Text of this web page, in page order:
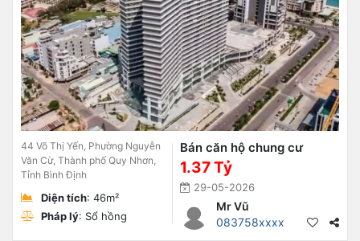
44 Võ Thị Yến, Phường Nguyễn
Văn Cừ, Thành phố Quy Nhơn,
Tỉnh Bình Định
Diện tích: 46m²
Pháp lý: Sổ hồng
Bán căn hộ chung cư
1.37 Tỷ
29-05-2026
Mr Vũ
083758xxxx